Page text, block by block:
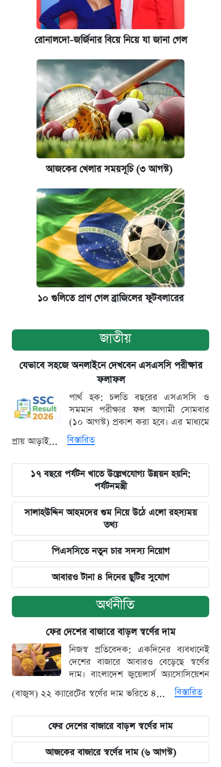
রোনালদো-জর্জিনার বিয়ে নিয়ে যা জানা গেল
আজকের খেলার সময়সূচি (৩ আগস্ট)
১০ গুলিতে প্রাণ গেল ব্রাজিলের ফুটবলারের
জাতীয়
যেভাবে সহজে অনলাইনে দেখবেন এসএসসি পরীক্ষার
ফলাফল
পার্থ হক: চলতি বছরের এসএসসি ও
সমমান পরীক্ষার ফল আগামী সোমবার
(১০ আগস্ট) প্রকাশ করা হবে। এর মাধ্যমে
প্রায় আড়াই...
বিস্তারিত
১৭ বছরে পর্যটন খাতে উল্লেখযোগ্য উন্নয়ন হয়নি:
পর্যটনমন্ত্রী
সালাহউদ্দিন আহমদের গুম নিয়ে উঠে এলো রহস্যময়
তথ্য
পিএসসিতে নতুন চার সদস্য নিয়োগ
আবারও টানা ৪ দিনের ছুটির সুযোগ
অর্থনীতি
ফের দেশের বাজারে বাড়ল স্বর্ণের দাম
নিজস্ব প্রতিবেদক: একদিনের ব্যবধানেই
দেশের বাজারে আবারও বেড়েছে স্বর্ণের
দাম। বাংলাদেশ জুয়েলার্স অ্যাসোসিয়েশন
(বাজুস) ২২ ক্যারেটের স্বর্ণের দাম ভরিতে ৪...
বিস্তারিত
ফের দেশের বাজারে বাড়ল স্বর্ণের দাম
আজকের বাজারে স্বর্ণের দাম (৬ আগস্ট)